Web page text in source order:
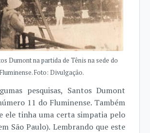
Dumont na partida de Tênis na sede do
Fluminense. Foto: Divulgação.
pesquisas, Santos Dumont
11 do Fluminense. Também
ele tinha uma certa simpatia pelo
São Paulo). Lembrando que este